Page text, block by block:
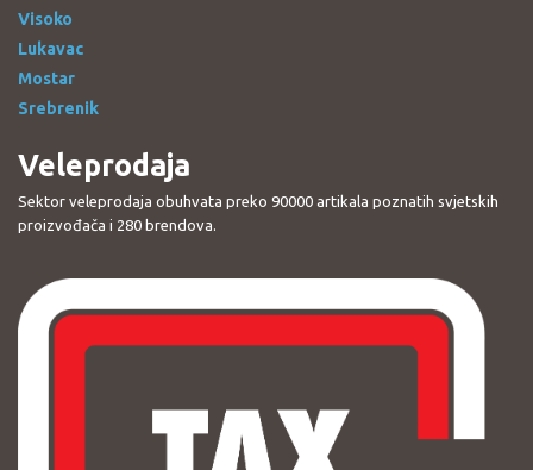
Visoko
Lukavac
Mostar
Srebrenik
Veleprodaja
Sektor veleprodaja obuhvata preko 90000 artikala poznatih svjetskih
proizvođača i 280 brendova.